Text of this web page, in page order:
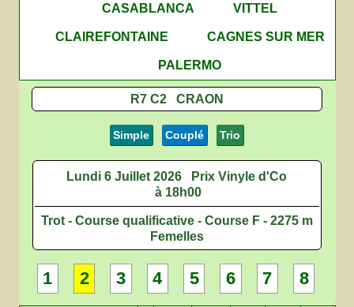
CASABLANCA
VITTEL
CLAIREFONTAINE
CAGNES SUR MER
PALERMO
R7 C2 CRAON
Simple Couplé Trio
Lundi 6 Juillet 2026
Prix Vinyle d'Co
à 18h00
Trot - Course qualificative - Course F - 2275 m
Femelles
1 2 3 4 5 6 7 8